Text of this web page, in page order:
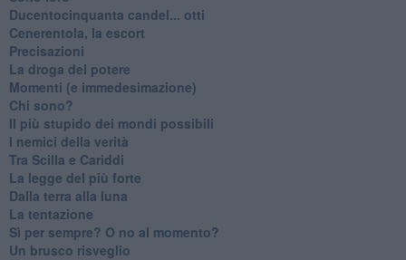
Ducentocinquanta candel... otti
Cenerentola, la escort
Precisazioni
La droga del potere
Momenti (e immedesimazione)
Chi sono?
Il più stupido dei mondi possibili
I nemici della verità
Tra Scilla e Cariddi
La legge del più forte
Dalla terra alla luna
La tentazione
​Sì per sempre? O no al momento?
Un brusco risveglio